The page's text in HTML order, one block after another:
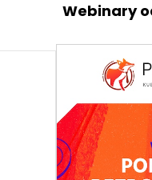
Webinary